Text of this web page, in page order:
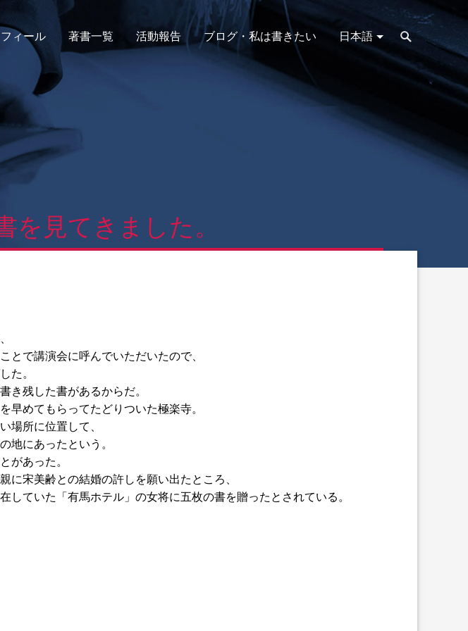
ィール 著書一覧 活動報告 ブログ・私は書きたい 日本語
を見てきました。
とで講演会に呼んでいただいたので、
た。
き残した書があるからだ。
早めてもらってたどりついた極楽寺。
場所に位置して、
地にあったという。
があった。
に宋美齢との結婚の許しを願い出たところ、
していた「有馬ホテル」の女将に五枚の書を贈ったとされている。